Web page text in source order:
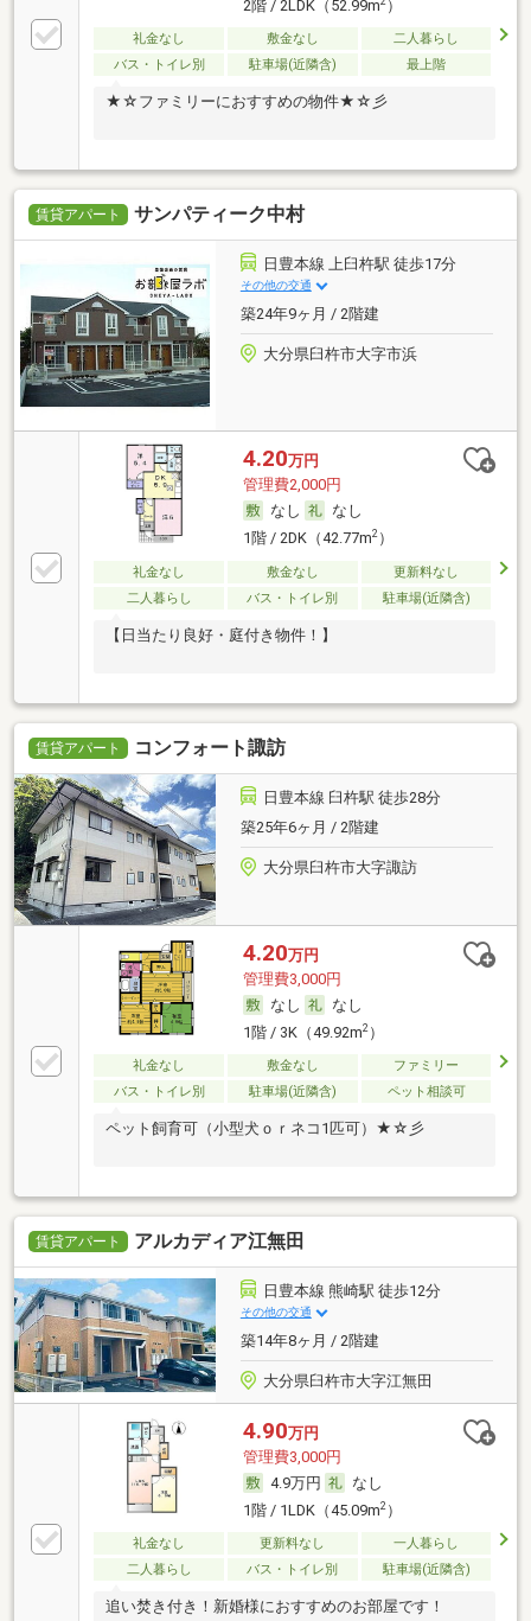
2階 / 2LDK（52.99m ）
礼金なし 敷金なし
二人暮らし
バス・トイレ別
駐車場(近隣含) 最上階
★☆ファミリーにおすすめの物件★☆彡
賃貸アパート サンパティーク中村
日豊本線 上臼杵駅 徒歩17分
その他の交通
築24年9ヶ月 / 2階建
大分県臼杵市大字市浜
4.20万円
管理費2,000円
なし
なし
1階 / 2DK（42.77m2）
礼金なし 敷金なし
更新料なし
二人暮らし
バス・トイレ別 駐車場(近隣含)
【日当たり良好・庭付き物件！】
賃貸アパート コンフォート諏訪
日豊本線 臼杵駅 徒歩28分
築25年6ヶ月 / 2階建
大分県臼杵市大字諏訪
4.20万円
管理費3,000円
なし
なし
1階 / 3K（49.92m2）
礼金なし 敷金なし
ファミリー
バス・トイレ別
駐車場(近隣含) ペット相談可
ペット飼育可（小型犬ｏｒネコ1匹可）★☆彡
賃貸アパート アルカディア江無田
日豊本線 熊崎駅 徒歩12分
その他の交通
築14年8ヶ月 / 2階建
大分県臼杵市大字江無田
4.90万円
管理費3,000円
4.9万円
なし
1階 / 1LDK（45.09m2）
礼金なし 更新料なし
一人暮らし
二人暮らし
バス・トイレ別 駐車場(近隣含)
追い焚き付き！新婚様におすすめのお部屋です！